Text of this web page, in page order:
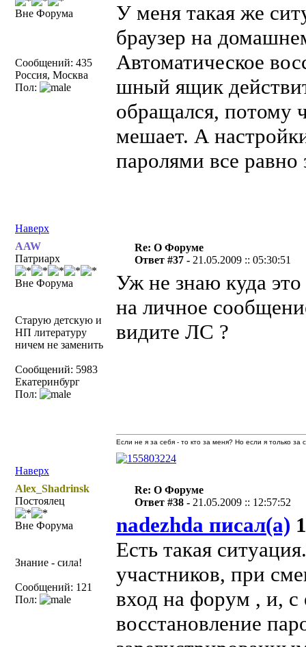
Вне Форума
Сообщений: 435
Россия, Москва
Пол:
У меня такая же
браузер на
Автоматическое
шный ящик
обращался, потому
мешает. А
паролями все
Наверх
AAW
Патриарх
Вне Форума
Старую детскую и
НП литературу
ничем не заменить
Сообщений: 5983
Екатеринбург
Пол:
Re: О Форуме
Ответ #37 - 21.05.2009 :: 05:30:51
Уж не знаю куда это
на личное
видите ЛС ?
Наверх
Если не я за себя - то кто за меня? Но если я только
Alex_Shadrinsk
Постоялец
Вне Форума
Знание - сила!
Сообщений: 121
Пол:
Re: О Форуме
Ответ #38 - 21.05.2009 :: 12:57:52
nadezhda писал(а)
Есть такая
участников, при
вход на форум , и, с
восстановление